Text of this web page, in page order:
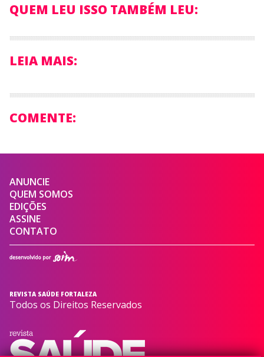
QUEM LEU ISSO TAMBÉM LEU:
LEIA MAIS:
COMENTE:
ANUNCIE
QUEM SOMOS
EDIÇÕES
ASSINE
CONTATO
REVISTA SAÚDE FORTALEZA
Todos os Direitos Reservados